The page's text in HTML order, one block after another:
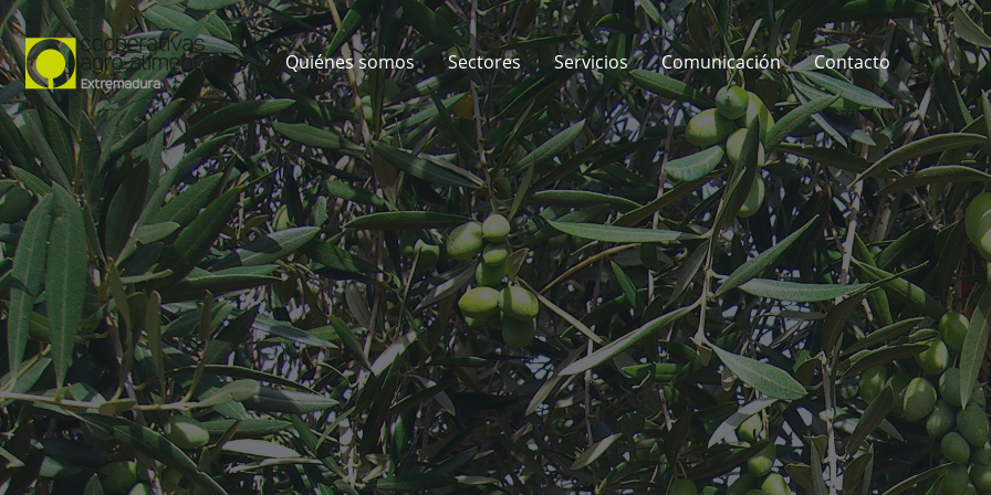
Quiénes somos Sectores Servicios Comunicación Contacto